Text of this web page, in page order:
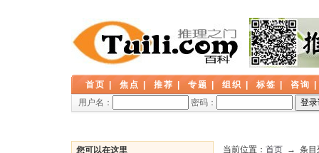
首页 焦点 推荐 专题 组织 标签 咨询
用户名：
密码：
您可以在这里 当前位置： 首页 → 条目